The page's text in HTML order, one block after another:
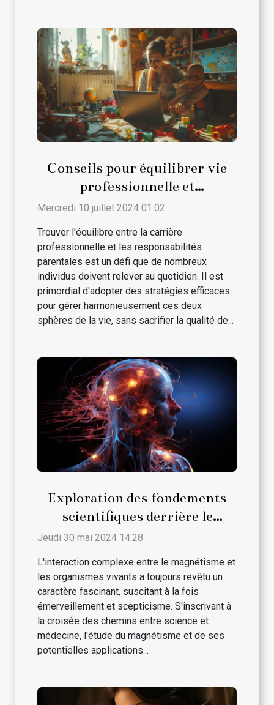
Conseils pour équilibrer vie
professionnelle et
responsabilités parentales
Mercredi 10 juillet 2024 01:02
Trouver l'équilibre entre la carrière
professionnelle et les responsabilités
parentales est un défi que de nombreux
individus doivent relever au quotidien. Il est
primordial d'adopter des stratégies efficaces
pour gérer harmonieusement ces deux
sphères de la vie, sans sacrifier la qualité de...
Exploration des fondements
scientifiques derrière le
magnétisme et son interaction
conventionnels
Jeudi 30 mai 2024 14:28
L'interaction complexe entre le magnétisme et
les organismes vivants a toujours revêtu un
caractère fascinant, suscitant à la fois
émerveillement et scepticisme. S'inscrivant à
la croisée des chemins entre science et
médecine, l'étude du magnétisme et de ses
potentielles applications...